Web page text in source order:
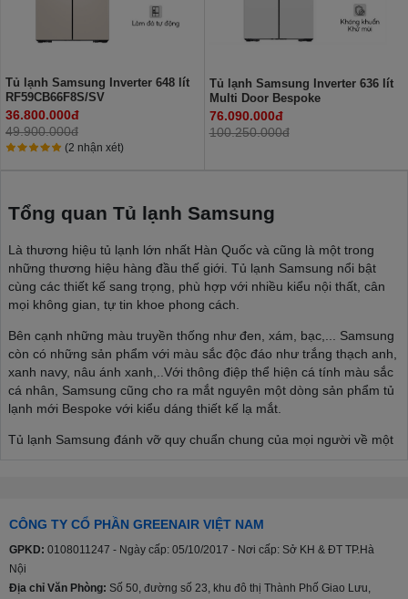
Tủ lạnh Samsung Inverter 648 lít
RF59CB66F8S/SV
36.800.000đ
49.900.000đ
(2 nhận xét)
Tủ lạnh Samsung Inverter 636 lít
Multi Door Bespoke
RF65DB990012SV
76.090.000đ
100.250.000đ
Tổng quan Tủ lạnh Samsung
Là thương hiệu tủ lạnh lớn nhất Hàn Quốc và cũng là một trong
những thương hiệu hàng đầu thế giới. Tủ lạnh Samsung nổi bật
cùng các thiết kế sang trọng, phù hợp với nhiều kiểu nội thất, cân
mọi không gian, tự tin khoe phong cách.
Bên cạnh những màu truyền thống như đen, xám, bạc,... Samsung
còn có những sản phẩm với màu sắc độc đáo như trắng thạch anh,
xanh navy, nâu ánh xanh,..Với thông điệp thể hiện cá tính màu sắc
cá nhân, Samsung cũng cho ra mắt nguyên một dòng sản phẩm tủ
lạnh mới Bespoke với kiểu dáng thiết kế lạ mắt.
Tủ lạnh Samsung đánh vỡ quy chuẩn chung của mọi người về một
Tủ lạnh Samsung sản xuất với nhiều kích thước khác nhau 208l,
236l, 360l, 380l, 488l…cho đến 648l và 655 lít giúp người tiêu dùng
CÔNG TY CỔ PHẦN GREENAIR VIỆT NAM
GPKD: 0108011247 - Ngày cấp: 05/10/2017 - Nơi cấp: Sở KH & ĐT TP.Hà
Nội
Địa chỉ Văn Phòng: Số 50, đường số 23, khu đô thị Thành Phố Giao Lưu,